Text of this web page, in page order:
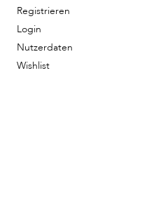
Registrieren
Login
Nutzerdaten
Wishlist